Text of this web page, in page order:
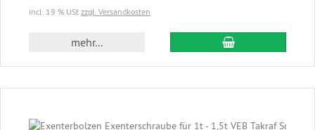
incl. 19 % USt zzgl. Versandkosten
mehr... In den